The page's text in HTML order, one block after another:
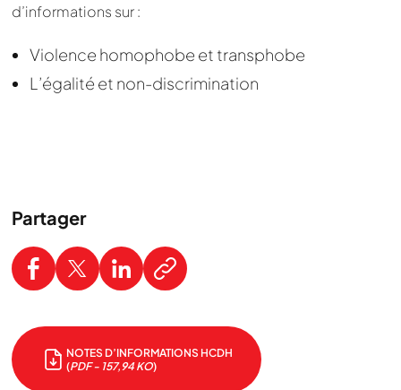
d’informations sur :
Violence homophobe et transphobe
L’égalité et non-discrimination
Partager
NOTES D’INFORMATIONS HCDH
(PDF - 157,94 KO)